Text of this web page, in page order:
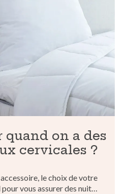
on a des
cervicales ?
le choix de votre
vous assurer des nuits